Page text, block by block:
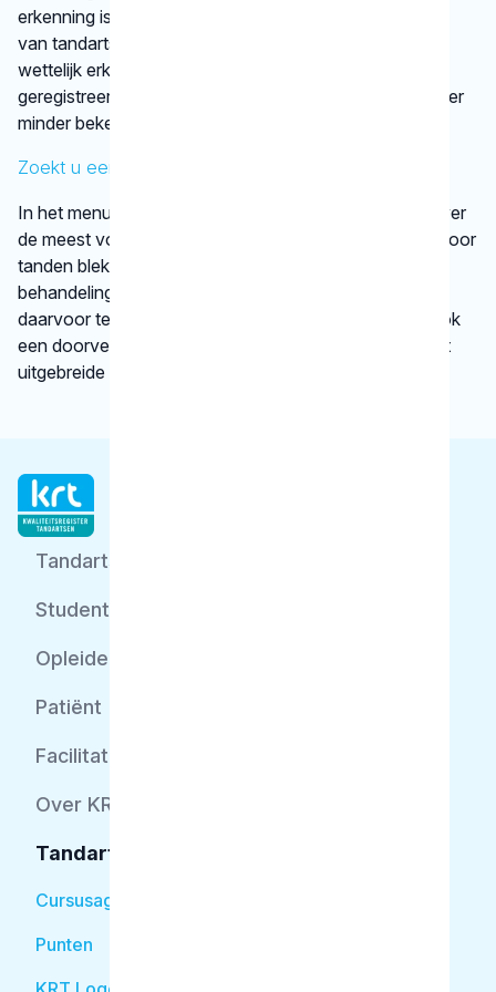
erkenning is afgegeven door een vereniging
van tandartsen. De kaakchirurg en de orthodontist zijn
wettelijk erkende specialisaties. Alle specialisten staan
geregistreerd in het
. Bij disciplines waarover
minder bekend is, verwijst het KRT door.
Zoekt u een specifieke behandeling?
In het menu onder
vindt u informatie over
de meest voorkomende behandelingen, bijvoorbeeld voor
tanden bleken. We vertellen kort en krachtig wat een
behandeling inhoudt en bij welke gebitsspecialist u
daarvoor terecht kunt. Per type behandeling vindt u ook
een doorverwijzing naar een betrouwbare website met
uitgebreide informatie.
Tandarts
Student
Opleider
Patiënt
Facilitator
Over KRT
Tandarts
Cursusagenda
Punten